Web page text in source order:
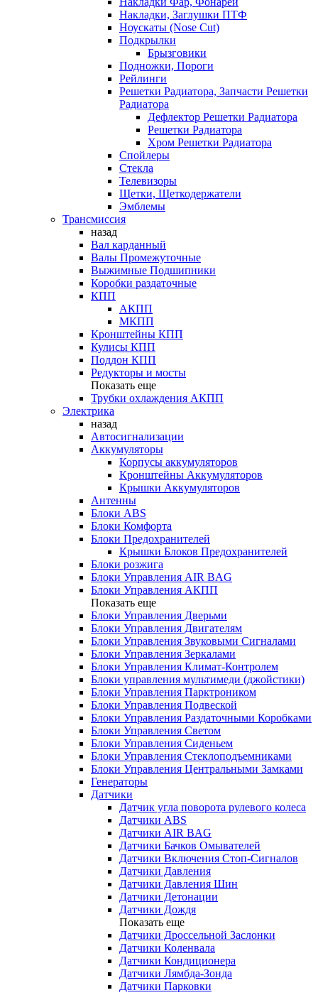
Накладки, Заглушки ПТФ
Ноускаты (Nose Cut)
Подкрылки
Брызговики
Подножки, Пороги
Рейлинги
Решетки Радиатора, Запчасти Решетки
Радиатора
Дефлектор Решетки Радиатора
Решетки Радиатора
Хром Решетки Радиатора
Спойлеры
Стекла
Телевизоры
Щетки, Щеткодержатели
Эмблемы
Трансмиссия
назад
Вал карданный
Валы Промежуточные
Выжимные Подшипники
Коробки раздаточные
КПП
АКПП
МКПП
Кронштейны КПП
Кулисы КПП
Поддон КПП
Редукторы и мосты
Показать еще
Трубки охлаждения АКПП
Электрика
назад
Автосигнализации
Аккумуляторы
Корпусы аккумуляторов
Кронштейны Аккумуляторов
Крышки Аккумуляторов
Антенны
Блоки ABS
Блоки Комфорта
Блоки Предохранителей
Крышки Блоков Предохранителей
Блоки розжига
Блоки Управления AIR BAG
Блоки Управления АКПП
Показать еще
Блоки Управления Дверьми
Блоки Управления Двигателям
Блоки Управления Звуковыми Сигналами
Блоки Управления Зеркалами
Блоки Управления Климат-Контролем
Блоки управления мультимеди (джойстики)
Блоки Управления Парктроником
Блоки Управления Подвеской
Блоки Управления Раздаточными Коробками
Блоки Управления Светом
Блоки Управления Сиденьем
Блоки Управления Стеклоподъемниками
Блоки Управления Центральными Замками
Генераторы
Датчики
Датчик угла поворота рулевого колеса
Датчики ABS
Датчики AIR BAG
Датчики Бачков Омывателей
Датчики Включения Стоп-Сигналов
Датчики Давления
Датчики Давления Шин
Датчики Детонации
Датчики Дождя
Показать еще
Датчики Дроссельной Заслонки
Датчики Коленвала
Датчики Кондиционера
Датчики Лямбда-Зонда
Датчики Парковки